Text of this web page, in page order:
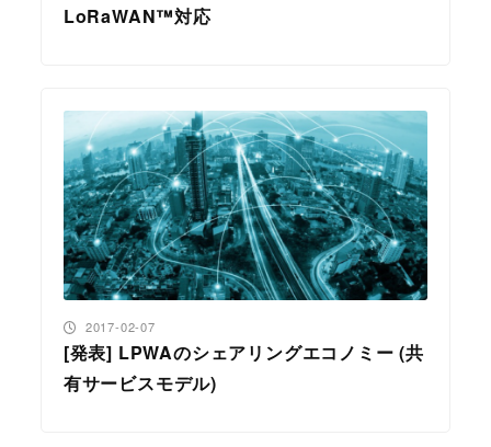
LoRaWAN™対応
[発表] LPWAのシェアリングエコノミー (共
有サービスモデル)
投稿日
2017-02-07